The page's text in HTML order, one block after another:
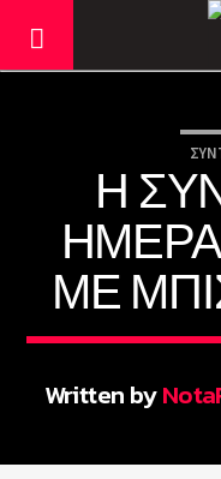
Η
ΜΕ
Written by